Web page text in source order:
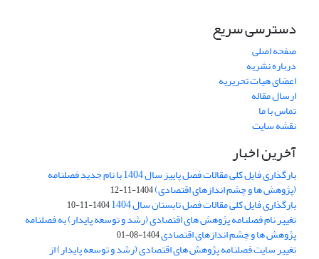
دسترسی سریع
صفحه اصلی
درباره نشریه
اعضای هیات تحریریه
ارسال مقاله
تماس با ما
نقشه سایت
آخرین اخبار
بارگذاری فایل کلی مقالات فصل پاییز سال 1404 با نام جدید فصلنامه
(پژوهش ها و چشم اندازهای اقتصادی)1404-11-12
بارگذاری فایل کلی مقالات فصل تابستان سال 1404 1404-11-10
تغییر نام فصلنامه پژوهش های اقتصادی (رشد و توسعه پایدار) به فصلنامه
پژوهش ها و چشم اندازهای اقتصادی1404-08-01
تغییر سایت فصلنامه پژوهش های اقتصادی (رشد و توسعه پایدار) از